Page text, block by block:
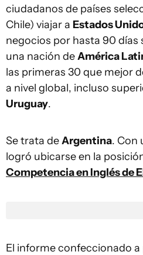
ciudadanos de países
Chile) viajar a Estados
negocios por hasta 90 días
una nación deAmérica
las primeras 30 que mejor
a nivel global, incluso
Uruguay.
Se trata deArgentina. Con
logró ubicarse en la
Competencia en Inglés de
El informe confeccionado